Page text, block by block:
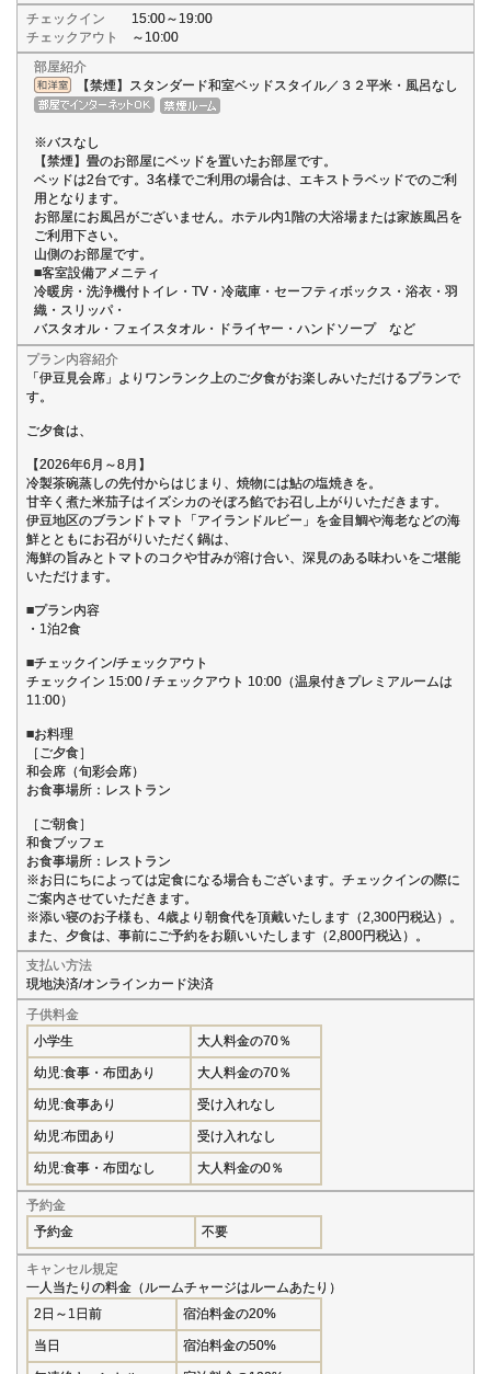
チェックイン
15:00～19:00
チェックアウト
～10:00
部屋紹介
【禁煙】スタンダード和室ベッドスタイル／３２平米・風呂なし
※バスなし
【禁煙】畳のお部屋にベッドを置いたお部屋です。
ベッドは2台です。3名様でご利用の場合は、エキストラベッドでのご利
用となります。
お部屋にお風呂がございません。ホテル内1階の大浴場または家族風呂を
ご利用下さい。
山側のお部屋です。
■客室設備アメニティ
冷暖房・洗浄機付トイレ・TV・冷蔵庫・セーフティボックス・浴衣・羽
織・スリッパ・
バスタオル・フェイスタオル・ドライヤー・ハンドソープ など
プラン内容紹介
「伊豆見会席」よりワンランク上のご夕食がお楽しみいただけるプランで
す。
ご夕食は、
【2026年6月～8月】
冷製茶碗蒸しの先付からはじまり、焼物には鮎の塩焼きを。
甘辛く煮た米茄子はイズシカのそぼろ餡でお召し上がりいただきます。
伊豆地区のブランドトマト「アイランドルビー」を金目鯛や海老などの海
鮮とともにお召がりいただく鍋は、
海鮮の旨みとトマトのコクや甘みが溶け合い、深見のある味わいをご堪能
いただけます。
■プラン内容
・1泊2食
■チェックイン/チェックアウト
チェックイン 15:00 / チェックアウト 10:00（温泉付きプレミアルームは
11:00）
■お料理
［ご夕食］
和会席（旬彩会席）
お食事場所：レストラン
［ご朝食］
和食ブッフェ
お食事場所：レストラン
※お日にちによっては定食になる場合もございます。チェックインの際に
ご案内させていただきます。
※添い寝のお子様も、4歳より朝食代を頂戴いたします（2,300円税込）。
また、夕食は、事前にご予約をお願いいたします（2,800円税込）。
支払い方法
現地決済/オンラインカード決済
子供料金
小学生
大人料金の70％
幼児:食事・布団あり 大人料金の70％
幼児:食事あり 受け入れなし
幼児:布団あり 受け入れなし
幼児:食事・布団なし 大人料金の0％
予約金
予約金
不要
キャンセル規定
一人当たりの料金（ルームチャージはルームあたり）
2日～1日前
宿泊料金の20%
当日 宿泊料金の50%